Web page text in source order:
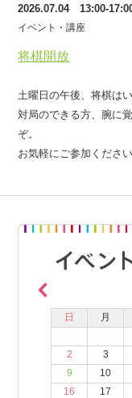
将棋開放
2026.07.04 13:00-
イベント・講座
土曜日の午後、将棋は
対局のできる方、腕に
ぞ。
お気軽にご参加ください
日 月
2
3
9
10
16
17